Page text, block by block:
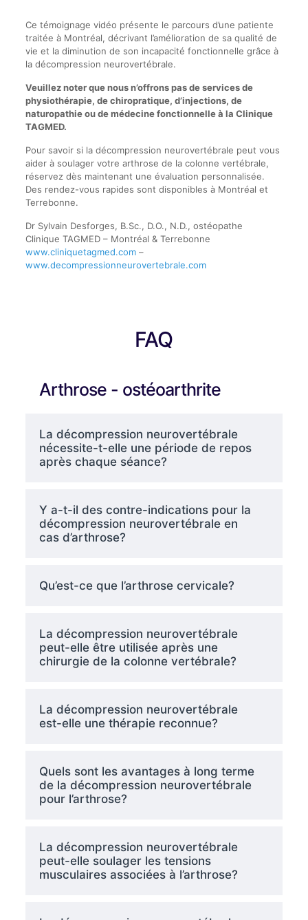
Ce témoignage vidéo présente le parcours d’une patiente
traitée à Montréal, décrivant l’amélioration de sa qualité de
vie et la diminution de son incapacité fonctionnelle grâce à
la décompression neurovertébrale.
Veuillez noter que nous n’offrons pas de services de
physiothérapie, de chiropratique, d’injections, de
naturopathie ou de médecine fonctionnelle à la Clinique
TAGMED.
Pour savoir si la décompression neurovertébrale peut vous
aider à soulager votre arthrose de la colonne vertébrale,
réservez dès maintenant une évaluation personnalisée.
Des rendez-vous rapides sont disponibles à Montréal et
Terrebonne.
Dr Sylvain Desforges, B.Sc., D.O., N.D., ostéopathe
Clinique TAGMED – Montréal & Terrebonne
www.cliniquetagmed.com–
www.decompressionneurovertebrale.com
FAQ
Arthrose - ostéoarthrite
La décompression neurovertébrale
nécessite-t-elle une période de repos
après chaque séance?
Y a-t-il des contre-indications pour la
décompression neurovertébrale en
cas d’arthrose?
Qu’est-ce que l’arthrose cervicale?
La décompression neurovertébrale
peut-elle être utilisée après une
chirurgie de la colonne vertébrale?
La décompression neurovertébrale
est-elle une thérapie reconnue?
Quels sont les avantages à long terme
de la décompression neurovertébrale
pour l’arthrose?
La décompression neurovertébrale
peut-elle soulager les tensions
musculaires associées à l’arthrose?